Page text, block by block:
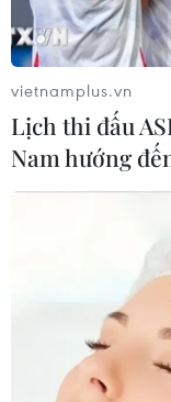
vietnamplus.vn
Lịch thi đấu
Nam hướng